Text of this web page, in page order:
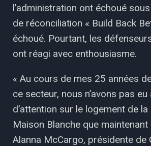
l’administration ont échoué
de réconciliation « Build Back
échoué. Pourtant, les
ont réagi avec enthousiasme.
« Au cours de mes 25 années
ce secteur, nous n’avons pas eu
d’attention sur le logement de
Maison Blanche que maintenant
Alanna McCargo, présidente de